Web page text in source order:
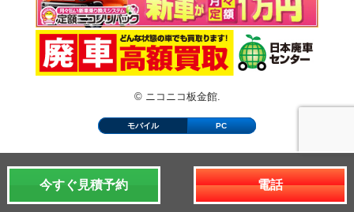
今すぐ見積予約 電話
© ニコニコ板金館.
モバイル PC